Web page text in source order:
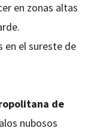
en zonas altas
en el sureste de
de
nubosos